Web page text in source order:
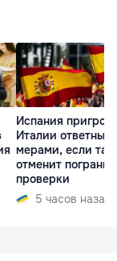
Испания
Италии
мерами, если та
отменит
проверки
5 часов назад